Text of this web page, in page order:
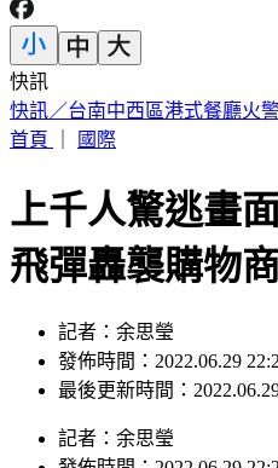
快訊
這次沒有颱風假？白海豚災情
因」
上千人驚逃畫
飛彈轟襲購物
記者：余思瑩
發佈時間：2022.06.29